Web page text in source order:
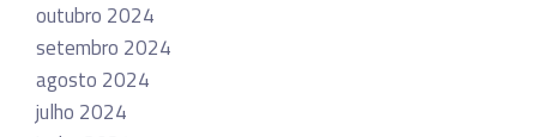
outubro 2024
setembro 2024
agosto 2024
julho 2024